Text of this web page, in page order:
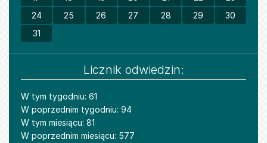
24
25 26 27 28 29
30
31
Licznik odwiedzin:
W tym tygodniu: 61
W poprzednim tygodniu: 94
W tym miesiącu: 81
W poprzednim miesiącu: 577